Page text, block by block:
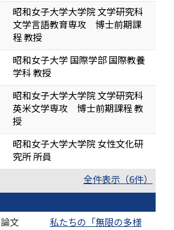
昭和女子大学大学院 文学研究科
文学言語教育専攻 博士前期課
程 教授
昭和女子大学 国際学部 国際教養
学科 教授
昭和女子大学大学院 文学研究科
英米文学専攻 博士前期課程 教
授
昭和女子大学大学院 女性文化研
究所 所員
全件表示（6件）
論文
私たちの「無限の多様